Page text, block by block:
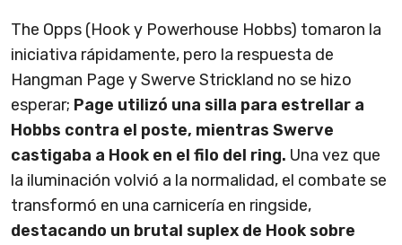
The Opps (Hook y Powerhouse Hobbs) tomaron la
iniciativa rápidamente, pero la respuesta de
Hangman Page y Swerve Strickland no se hizo
esperar; Page utilizó una silla para estrellar a
Hobbs contra el poste, mientras Swerve
castigaba a Hook en el filo del ring. Una vez que
la iluminación volvió a la normalidad, el combate se
transformó en una carnicería en ringside,
destacando un brutal suplex de Hook sobre